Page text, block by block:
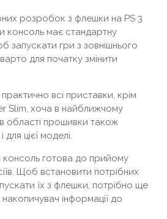
розробок з флешки на PS 3
консоль має стандартну
запускати гри з зовнішнього
варто для початку змінити
всі приставки, крім
Slim, хоча в найближчому
області прошивки також
цієї моделі.
консоль готова до прийому
Щоб встановити потрібних
їх з флешки, потрібно ще
накопичувач інформації до